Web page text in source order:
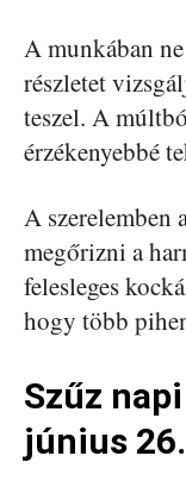
A munkában
részletet
teszel. A
érzékenyebbé
A szerelemben
megőrizni a
felesleges
hogy több
Szűz
június 26.